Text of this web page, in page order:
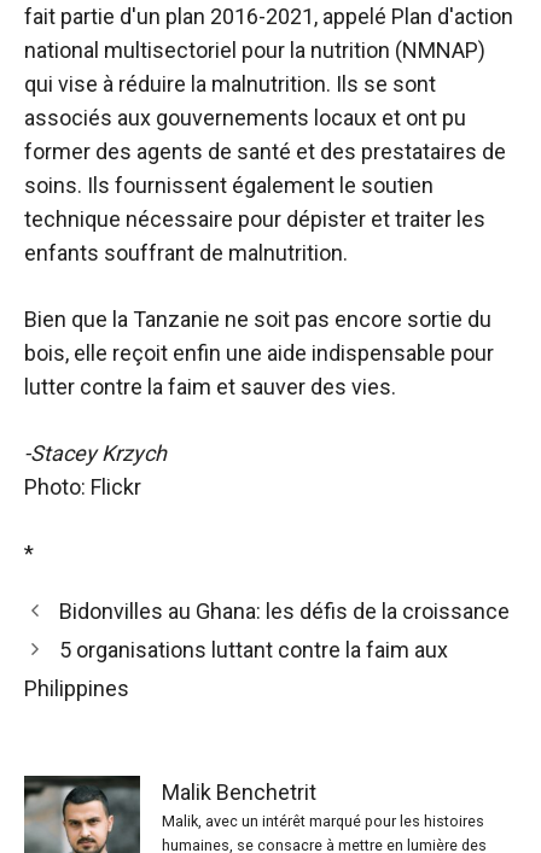
fait partie d'un plan 2016-2021, appelé Plan d'action
national multisectoriel pour la nutrition (NMNAP)
qui vise à réduire la malnutrition. Ils se sont
associés aux gouvernements locaux et ont pu
former des agents de santé et des prestataires de
soins. Ils fournissent également le soutien
technique nécessaire pour dépister et traiter les
enfants souffrant de malnutrition.
Bien que la Tanzanie ne soit pas encore sortie du
bois, elle reçoit enfin une aide indispensable pour
lutter contre la faim et sauver des vies.
-Stacey Krzych
Photo: Flickr
*
Bidonvilles au Ghana: les défis de la croissance
5 organisations luttant contre la faim aux
Philippines
Malik Benchetrit
Malik, avec un intérêt marqué pour les histoires
humaines, se consacre à mettre en lumière des